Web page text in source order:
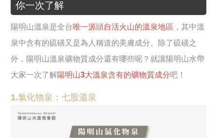
你一次了解
陽明山溫泉是全台唯一源頭自活火山的溫泉地區 ，其中溫
泉中含有的硫磺又是為人稱道的美膚成分。除了硫磺之
外，陽明山溫泉礦物質成分還有哪些呢？就讓陽明山水帶
大家一次了解陽明山3大溫泉含有的礦物質成分吧！
1.氯化物泉：七股溫泉